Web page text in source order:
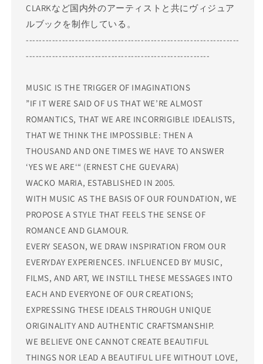
CLARKなど国内外のアーティストと共にヴィジュア
ルブックを制作している。
-----------------------------------------------------------------
--------------------------------------------------------
MUSIC IS THE TRIGGER OF IMAGINATIONS
”IF IT WERE SAID OF US THAT WE’RE ALMOST
ROMANTICS, THAT WE ARE INCORRIGIBLE IDEALISTS,
THAT WE THINK THE IMPOSSIBLE: THEN A
THOUSAND AND ONE TIMES WE HAVE TO ANSWER
‘YES WE ARE‘“ (ERNEST CHE GUEVARA)
WACKO MARIA, ESTABLISHED IN 2005.
WITH MUSIC AS THE BASIS OF OUR FOUNDATION, WE
PROPOSE A STYLE THAT FEELS THE SENSE OF
ROMANCE AND GLAMOUR.
EVERY SEASON, WE DRAW INSPIRATION FROM OUR
EVERYDAY EXPERIENCES. INFLUENCED BY MUSIC,
FILMS, AND ART, WE INSTILL THESE MESSAGES INTO
EACH AND EVERYONE OF OUR CREATIONS;
EXPRESSING THESE IDEALS THROUGH UNIQUE
ORIGINALITY AND AUTHENTIC CRAFTSMANSHIP.
WE BELIEVE ONE CANNOT CREATE BEAUTIFUL
THINGS NOR LEAD A BEAUTIFUL LIFE WITHOUT LOVE,